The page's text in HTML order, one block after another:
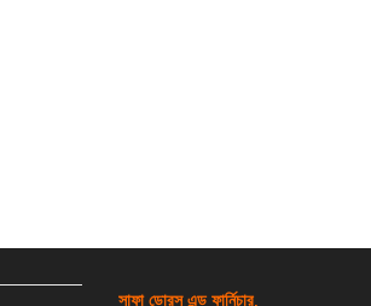
সাফা ডোরস এন্ড ফার্নিচার,